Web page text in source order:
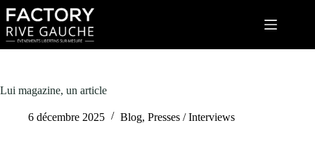
Passer
au
contenu
Lui magazine, un article
6 décembre 2025 Blog, Presses / Interviews